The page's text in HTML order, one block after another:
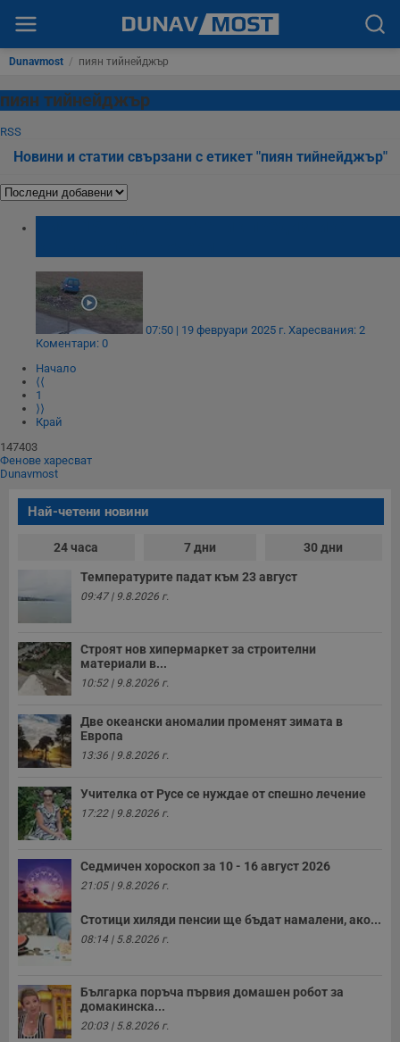
Dunavmost / пиян тийнейджър
пиян тийнейджър
RSS
Новини и статии свързани с етикет "пиян тийнейджър"
07:50 | 19 февруари 2025 г. Харесвания: 2
Коментари: 0
Начало
⟨⟨
1
⟩⟩
Край
147403
Фенове харесват
Dunavmost
Най-четени новини
24 часа 7 дни 30 дни
Температурите падат към 23 август
09:47 | 9.8.2026 г.
Строят нов хипермаркет за строителни
материали в...
10:52 | 9.8.2026 г.
Две океански аномалии променят зимата в
Европа
13:36 | 9.8.2026 г.
Учителка от Русе се нуждае от спешно лечение
17:22 | 9.8.2026 г.
Седмичен хороскоп за 10 - 16 август 2026
21:05 | 9.8.2026 г.
Стотици хиляди пенсии ще бъдат намалени, ако...
08:14 | 5.8.2026 г.
Българка поръча първия домашен робот за
домакинска...
20:03 | 5.8.2026 г.